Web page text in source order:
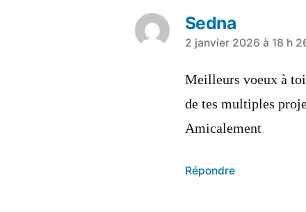
Sedna
2 janvier 2026 à 18 h
Meilleurs voeux à
de tes multiples
Amicalement
Répondre